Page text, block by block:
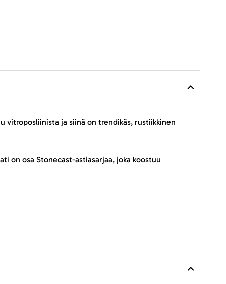
vitroposliinista ja siinä on trendikäs, rustiikkinen
on osa Stonecast-astiasarjaa, joka koostuu